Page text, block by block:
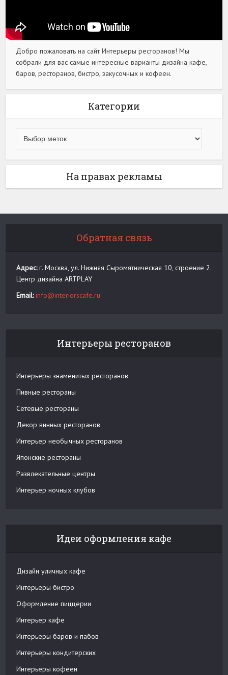
Добро пожаловать на сайт Интерьеры ресторанов! Мы
собрали для вас самые интересные варианты дизайна кафе,
баров, ресторанов, бистро, закусочных и кофеен.
Категории
На правах рекламы
Обратная связь
Адрес:г. Москва, ул. Нижняя Сыромятническая 10, строение 2.
Центр дизайна ARTPLAY
Email: info@interiorscafe.ru
Интерьеры ресторанов
Интерьеры знаменитых ресторанов
Пивные рестораны
Сетевые рестораны
Декор винных ресторанов
Интерьер необычных ресторанов
Японские рестораны
Развлекательные центры
Интерьер ночных клубов
Идеи оформления кафе
Дизайн уличных кафе
Интерьеры бистро
Оформление пиццерии
Интерьер кафе
Интерьеры баров и пабов
Интерьеры кондитерских
Интерьеры кофеен